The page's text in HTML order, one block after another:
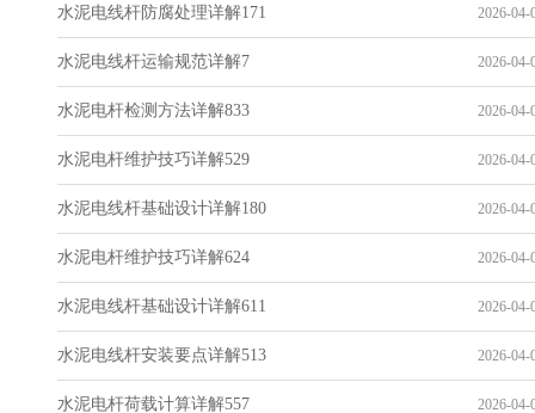
水泥电线杆防腐处理详解171 2026-04-
水泥电线杆运输规范详解7 2026-04-
水泥电杆检测方法详解833 2026-04-
水泥电杆维护技巧详解529 2026-04-
水泥电线杆基础设计详解180 2026-04-
水泥电杆维护技巧详解624 2026-04-
水泥电线杆基础设计详解611 2026-04-
水泥电线杆安装要点详解513 2026-04-
水泥电杆荷载计算详解557 2026-04-